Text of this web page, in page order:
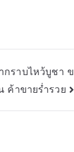
กราบไหว้บูชา ข
ค้าขายร่ำรวย